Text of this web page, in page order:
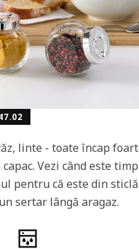
linte - toate încap
Vezi când este
pentru că este din
sertar lângă aragaz.